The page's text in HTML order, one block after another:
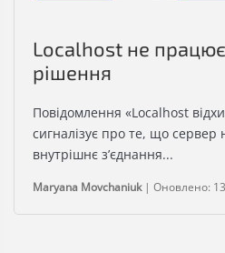
Localhost не
рішення
Повідомлення «Localhost
сигналізує про те, що сервер
внутрішнє з’єднання...
Maryana Movchaniuk| Оновлено: